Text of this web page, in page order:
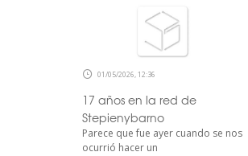
01/05/2026, 12:36
17 años en la red de
Stepienybarno
Parece que fue ayer cuando se nos
ocurrió hacer un